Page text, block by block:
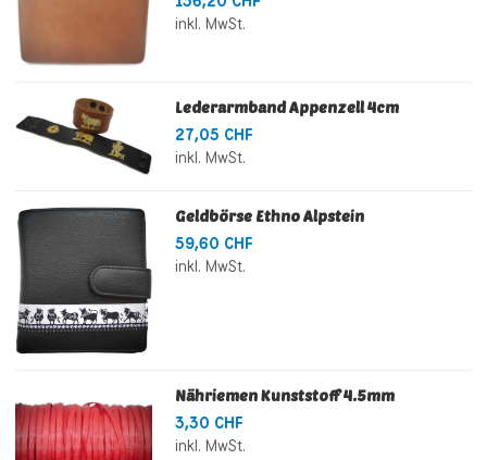
inkl. MwSt.
Lederarmband Appenzell 4cm
27,05 CHF
inkl. MwSt.
Geldbörse Ethno Alpstein
59,60 CHF
inkl. MwSt.
Nähriemen Kunststoff 4.5mm
3,30 CHF
inkl. MwSt.